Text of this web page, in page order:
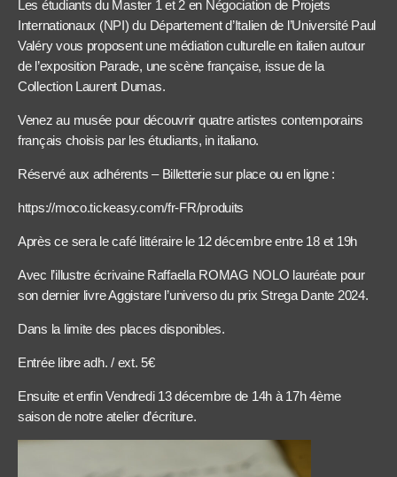
Les étudiants du Master 1 et 2 en Négociation de Projets
Internationaux (NPI) du Département d’Italien de l’Université Paul
Valéry vous proposent une médiation culturelle en italien autour
de l’exposition Parade, une scène française, issue de la
Collection Laurent Dumas.
Venez au musée pour découvrir quatre artistes contemporains
français choisis par les étudiants, in italiano.
Réservé aux adhérents – Billetterie sur place ou en ligne :
https://moco.tickeasy.com/fr-FR/produits
Après ce sera le café littéraire le 12 décembre entre 18 et 19h
Avec l’illustre écrivaine Raffaella ROMAG NOLO lauréate pour
son dernier livre Aggistare l’universo du prix Strega Dante 2024.
Dans la limite des places disponibles.
Entrée libre adh. / ext. 5€
Ensuite et enfin Vendredi 13 décembre de 14h à 17h 4ème
saison de notre atelier d’écriture.